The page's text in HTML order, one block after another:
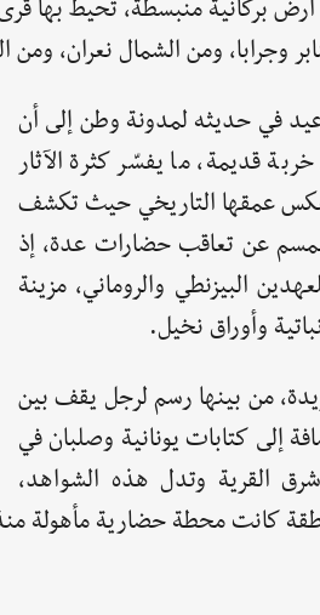
بركانية منبسطة، تحيط بها
وجرابا، ومن الشمال نعران،
في حديثه لمدونة وطن إلى أن
قديمة، ما يفسّر كثرة الآثار
عمقها التاريخي حيث تكشف
عن تعاقب حضارات عدة، إذ
البيزنطي والروماني، مزينة
وأوراق نخيل.
من بينها رسم لرجل يقف بين
إلى كتابات يونانية وصلبان في
القرية وتدل هذه الشواهد،
كانت محطة حضارية مأهولة